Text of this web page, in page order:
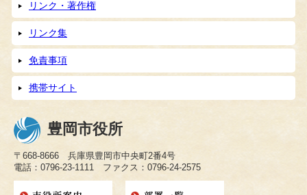
リンク・著作権
リンク集
免責事項
携帯サイト
豊岡市役所
〒668-8666 兵庫県豊岡市中央町2番4号
電話：0796-23-1111 ファクス：0796-24-2575